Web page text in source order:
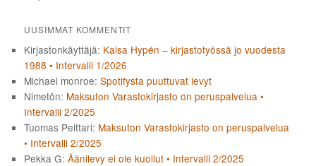
UUSIMMAT KOMMENTIT
Kirjastonkäyttäjä: Kaisa Hypén – kirjastotyössä jo vuodesta
1988 • Intervalli 1/2026
Michael monroe:Spotifysta puuttuvat levyt
Nimetön: Maksuton Varastokirjasto on peruspalvelua •
Intervalli 2/2025
Tuomas Pelttari: Maksuton Varastokirjasto on peruspalvelua
• Intervalli 2/2025
Pekka G:Äänilevy ei ole kuollut • Intervalli 2/2025